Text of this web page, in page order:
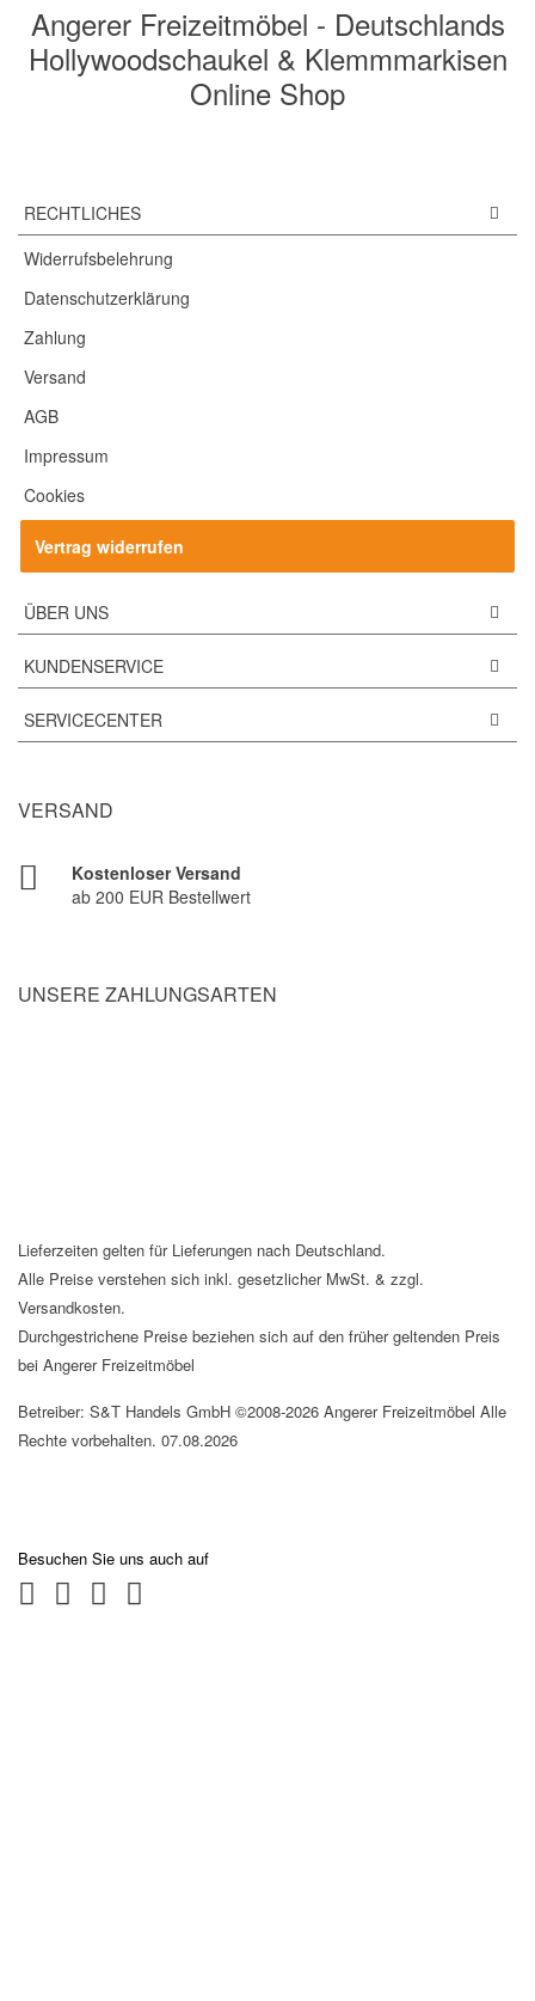
Angerer Freizeitmöbel - Deutschlands
Hollywoodschaukel & Klemmmarkisen
Online Shop
RECHTLICHES
Widerrufsbelehrung
Datenschutzerklärung
Zahlung
Versand
AGB
Impressum
Cookies
Vertrag widerrufen
ÜBER UNS
KUNDENSERVICE
SERVICECENTER
VERSAND
Kostenloser Versand
ab 200 EUR Bestellwert
UNSERE ZAHLUNGSARTEN
Lieferzeiten gelten für Lieferungen nach Deutschland.
Alle Preise verstehen sich inkl. gesetzlicher MwSt. & zzgl.
Versandkosten.
Durchgestrichene Preise beziehen sich auf den früher geltenden Preis
bei Angerer Freizeitmöbel
Betreiber: S&T Handels GmbH ©2008-2026 Angerer Freizeitmöbel Alle
Rechte vorbehalten. 07.08.2026
Besuchen Sie uns auch auf